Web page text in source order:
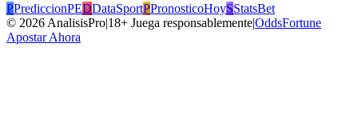
PPrediccionPEDDataSportPPronosticoHoySStatsBet
© 2026 AnalisisPro|18+ Juega responsablemente|OddsFortune
Apostar Ahora